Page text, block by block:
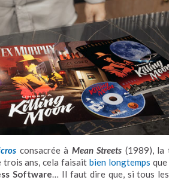
consacrée à Mean Streets (1989), la
trois ans, cela faisaitbien longtemps que
Software… Il faut dire que, si tous